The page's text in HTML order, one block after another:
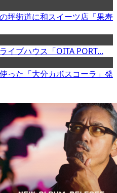
坪街道に和スイーツ店「果寿
イブハウス「OITA PORT...
った「大分カボスコーラ」発